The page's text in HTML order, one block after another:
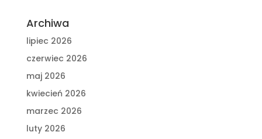
Archiwa
lipiec 2026
czerwiec 2026
maj 2026
kwiecień 2026
marzec 2026
luty 2026